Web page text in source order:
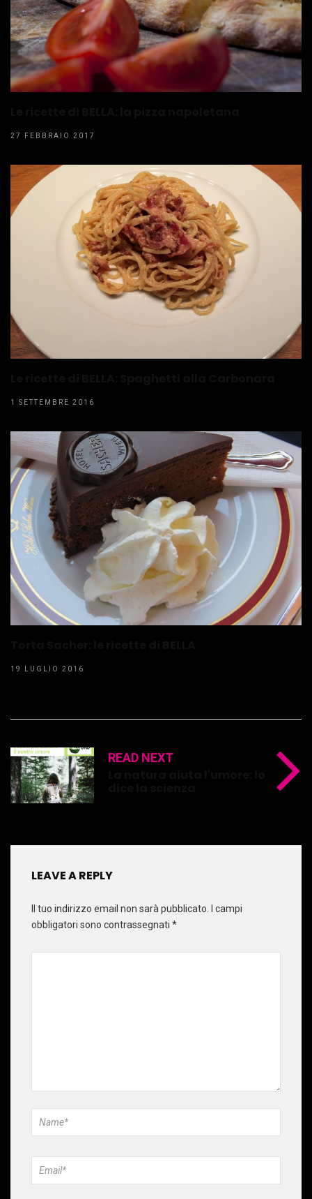
27 FEBBRAIO 2017
1 SETTEMBRE 2016
19 LUGLIO 2016
READ NEXT
LEAVE A REPLY
Il tuo indirizzo email non sarà pubblicato. I campi
obbligatori sono contrassegnati *